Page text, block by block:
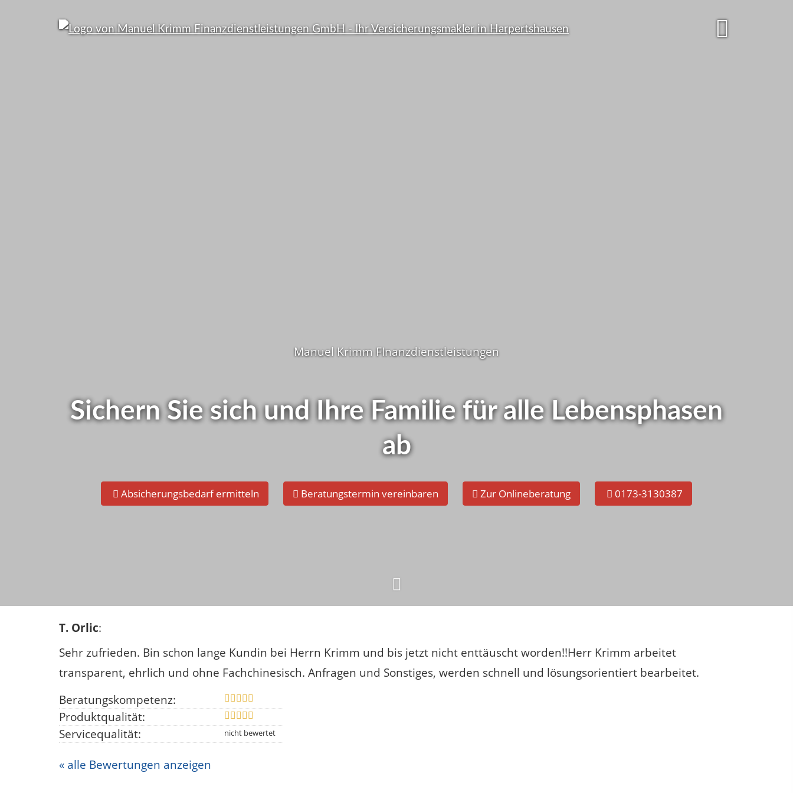
Manuel Krimm FInanzdienstleistungen
Sichern Sie sich und Ihre Familie für alle Lebensphasen
ab
Absicherungsbedarf ermitteln Beratungstermin vereinbaren Zur Onlineberatung 0173-3130387
Wie ist das bei Ihnen ? Wie ist das bei Ihnen ?
Schnelltest - Jetzt gleich selbst checken!
T. Orlic:
Sehr zufrieden. Bin schon lange Kundin bei Herrn Krimm und bis jetzt nicht enttäuscht worden!!Herr Krimm arbeitet
transparent, ehrlich und ohne Fachchinesisch. Anfragen und Sonstiges, werden schnell und lösungsorientiert bearbeitet.
Beratungskompetenz:
Produktqualität:
Servicequalität:
« alle Bewertungen anzeigen